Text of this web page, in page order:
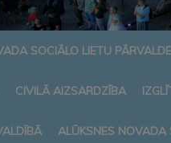
SOCIĀLO LIETU PĀRVALDE
CIVILĀ AIZSARDZĪBA
ALŪKSNES NOVADA